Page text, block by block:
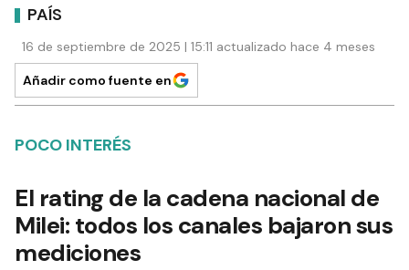
PAÍS
16 de septiembre de 2025 | 15:11 actualizado hace 4 meses
Añadir como fuente en
POCO INTERÉS
El rating de la cadena nacional de
Milei: todos los canales bajaron sus
mediciones